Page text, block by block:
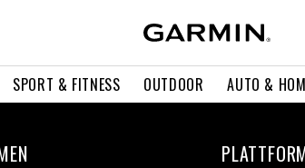
SPORT & FITNESS OUTDOOR AUTO &